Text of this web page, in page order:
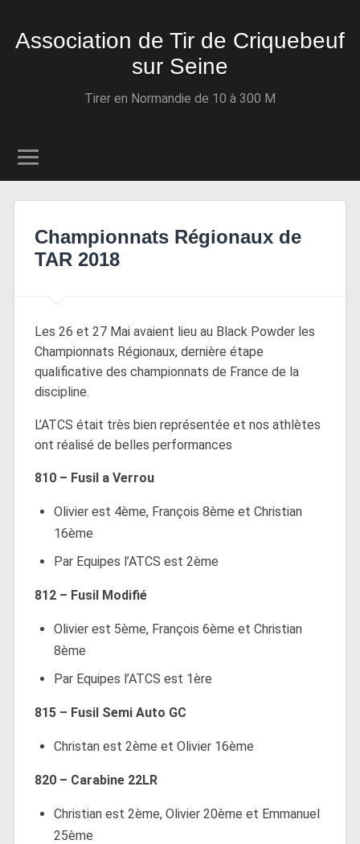
Association de Tir de Criquebeuf
sur Seine
Tirer en Normandie de 10 à 300 M
Championnats Régionaux de
TAR 2018
Les 26 et 27 Mai avaient lieu au Black Powder les
Championnats Régionaux, dernière étape
qualificative des championnats de France de la
discipline.
L’ATCS était très bien représentée et nos athlètes
ont réalisé de belles performances
810 – Fusil a Verrou
Olivier est 4ème, François 8ème et Christian
16ème
Par Equipes l’ATCS est 2ème
812 – Fusil Modifié
Olivier est 5ème, François 6ème et Christian
8ème
Par Equipes l’ATCS est 1ère
815 – Fusil Semi Auto GC
Christan est 2ème et Olivier 16ème
820 – Carabine 22LR
Christian est 2ème, Olivier 20ème et Emmanuel
25ème